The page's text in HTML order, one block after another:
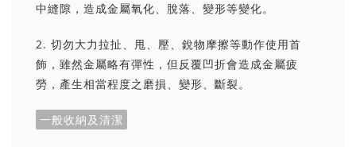
中縫隙，造成金屬氧化、脫落、變形等變化。
2. 切勿大力拉扯、甩、壓、銳物摩擦等動作使用首
飾，雖然金屬略有彈性，但反覆凹折會造成金屬疲
勞，產生相當程度之磨損、變形、斷裂。
一般收納及清潔